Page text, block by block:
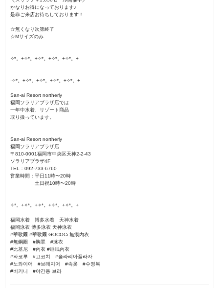
かなりお得になっております♪
是非ご来店お待ちしております！
☆無くなり次第終了
☆Mサイズのみ
✧*。+✧*。+✧*。+✧*。+✧*。+
˖✧*。+✧*。+✧*。+✧*。+✧*。+
San-ai Resort northerly
福岡ソラリアプラザ店では
一年中水着、リゾート商品
取り扱っています。
San-ai Resort northerly
福岡ソラリアプラザ店
〒810-0001福岡市中央区天神2-2-43
ソラリアプラザ4F
TEL：092-733-6760
営業時間：平日11時〜20時
土日祝10時〜20時
✧*。+✧*。+✧*。+✧*。+✧*。+
福岡水着 博多水着 天神水着
福岡泳衣 博多泳衣 天神泳衣
#華歌爾 #華歌爾 GOCOCi 無痕內衣
#無鋼圈 #胸罩 #泳衣
#比基尼 #內衣 #睡眠內衣
#와코루 #고코치 #솔라리아플라자
#노와이어 #브래지어 #속옷 #수영복
#비키니 #야간용 브라